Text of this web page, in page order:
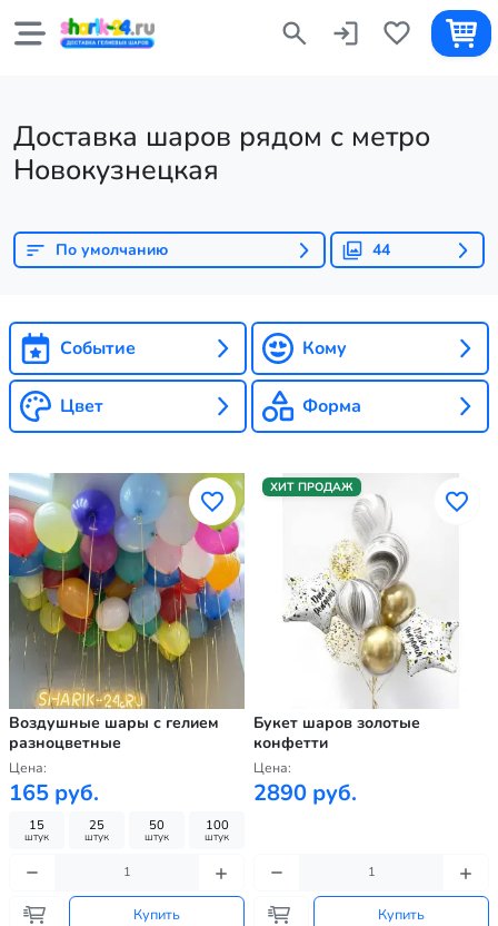
Доставка шаров рядом с метро
Новокузнецкая
По умолчанию 44
Событие Кому
Цвет Форма
Воздушные шары с гелием
разноцветные
Цена:
165 руб.
15
штук
25
штук
50
штук
100
штук
Купить
ХИТ ПРОДАЖ
Букет шаров золотые
конфетти
Цена:
2890 руб.
Купить